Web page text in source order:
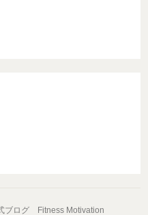
ブログ Fitness Motivation